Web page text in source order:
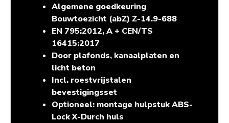
Algemene goedkeuring
Bouwtoezicht (abZ) Z-14.9-688
EN 795:2012, A + CEN/TS
16415:2017
Door plafonds, kanaalplaten en
licht beton
Incl. roestvrijstalen
bevestigingsset
Optioneel: montage hulpstuk ABS-
Lock X-Durch huls